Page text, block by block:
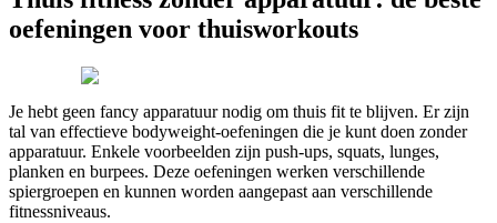
oefeningen voor thuisworkouts
Je hebt geen fancy apparatuur nodig om thuis fit te blijven. Er zijn
tal van effectieve bodyweight-oefeningen die je kunt doen zonder
apparatuur. Enkele voorbeelden zijn push-ups, squats, lunges,
planken en burpees. Deze oefeningen werken verschillende
spiergroepen en kunnen worden aangepast aan verschillende
fitnessniveaus.